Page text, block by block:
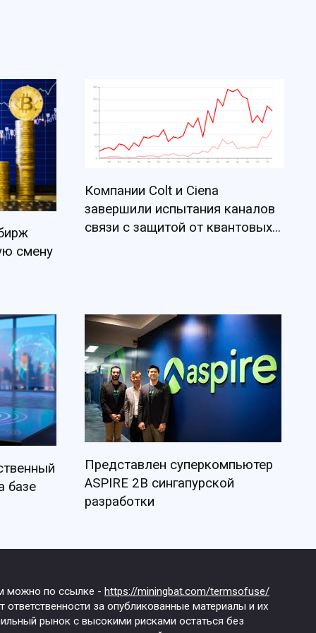
смену
Компании Colt и Ciena
завершили испытания каналов
связи с защитой от квантовых
базе
Представлен суперкомпьютер
ASPIRE 2B сингапурской
разработки
можно по ссылке - https://miningbat.com/termsofuse/
за опубликованные материалы и их
рынок с высокими рисками остаться без